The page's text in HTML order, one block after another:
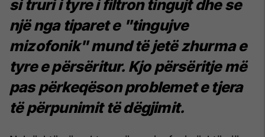
si truri i tyre i filtron tingujt dhe se
një nga tiparet e "tingujve
mizofonik" mund të jetë zhurma e
tyre e përsëritur. Kjo përsëritje më
pas përkeqëson problemet e tjera
të përpunimit të dëgjimit.